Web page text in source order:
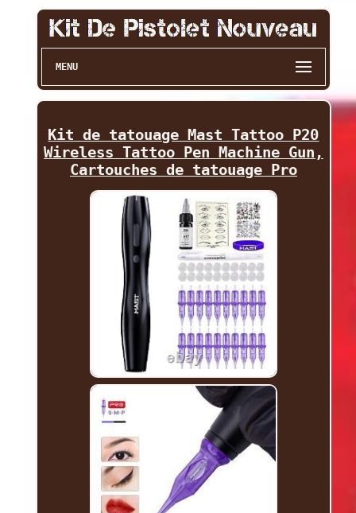
MENU
Kit de tatouage Mast Tattoo P20
Wireless Tattoo Pen Machine Gun,
Cartouches de tatouage Pro